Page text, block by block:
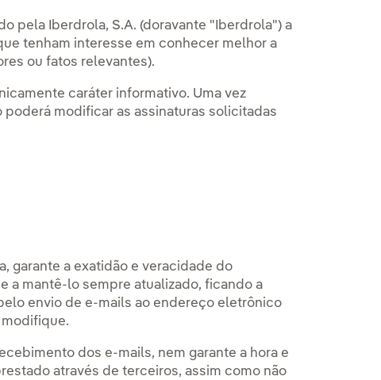
pela Iberdrola, S.A. (doravante "Iberdrola") a
tenham interesse em conhecer melhor a
ou fatos relevantes).
caráter informativo. Uma vez
modificar as assinaturas solicitadas
garante a exatidão e veracidade do
a mantê-lo sempre atualizado, ficando a
envio de e-mails ao endereço eletrônico
dos e-mails, nem garante a hora e
através de terceiros, assim como não